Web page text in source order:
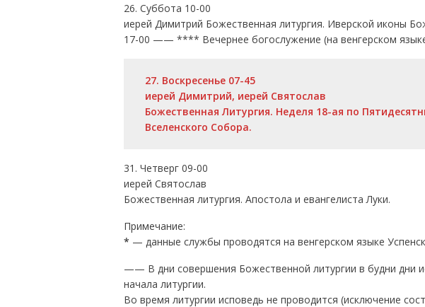
26. Суббота 10-00
иерей Димитрий Божественная литургия. Иверской иконы
17-00 —— **** Вечернее богослужение (на венгерском
27. Воскресенье 07-45
иерей Димитрий, иерей Святослав
Божественная Литургия. Неделя 18-ая по
Вселенского Собора.
31. Четверг 09-00
иерей Святослав
Божественная литургия. Апостола и евангелиста Луки.
Примечание:
* — данные службы проводятся на венгерском языке
—— В дни совершения Божественной литургии в будни дни
начала литургии.
Во время литургии исповедь не проводится (исключение